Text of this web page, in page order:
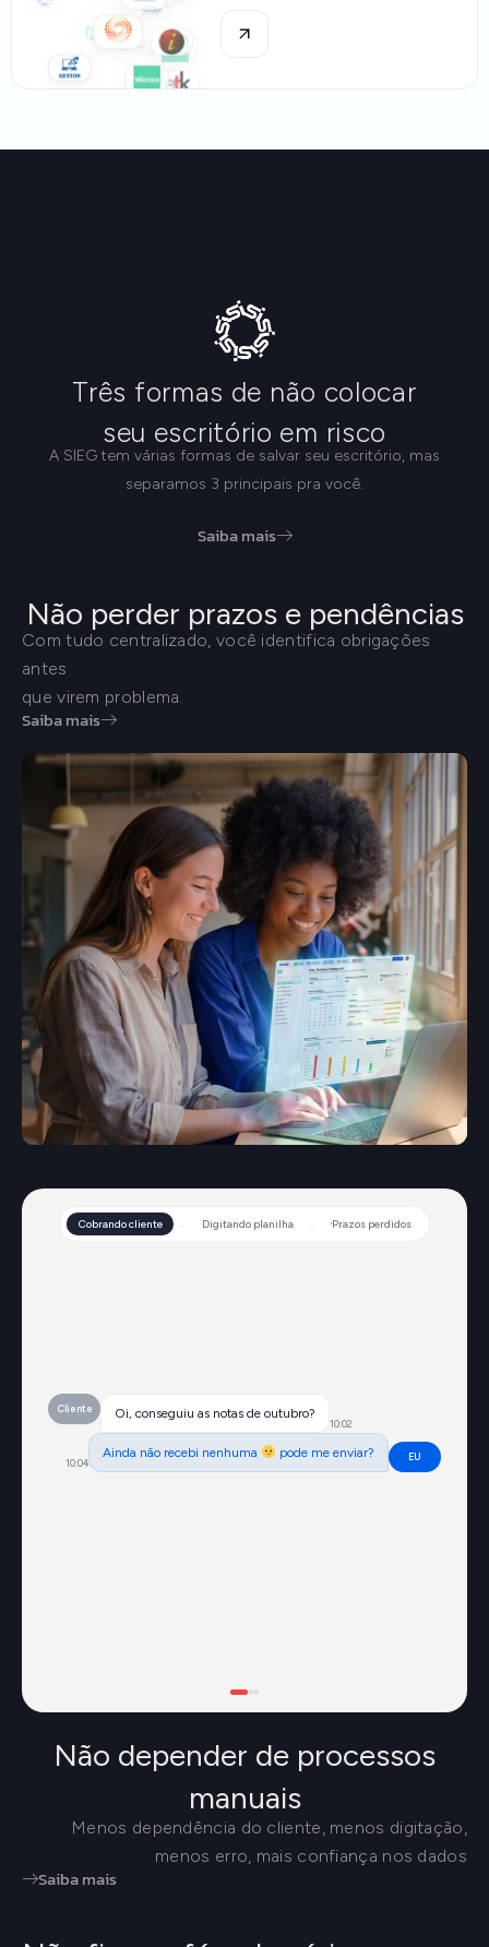
Três formas de não colocar
seu escritório em risco
A SIEG tem várias formas de salvar seu escritório, mas
separamos 3 principais pra você.
Saiba mais
Não perder prazos e pendências
Com tudo centralizado, você identifica obrigações
antes
que virem problema.
Saiba mais
Cobrando cliente Digitando planilha Prazos perdidos
Cliente Oi, conseguiu as notas de outubro?
10:02
EU
Ainda não recebi nenhuma pode me enviar?
10:04
Não depender de processos
manuais
Menos dependência do cliente, menos digitação,
menos erro, mais confiança nos dados
Saiba mais